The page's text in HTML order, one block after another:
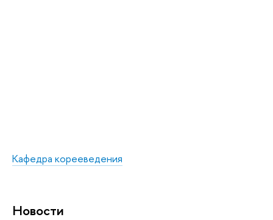
Кафедра корееведения
Новости